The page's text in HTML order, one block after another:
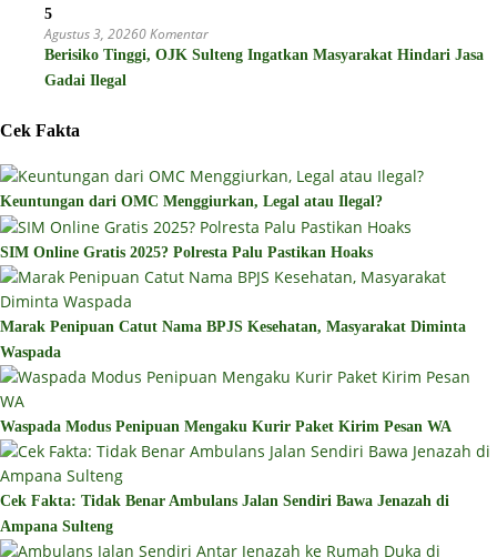
5
Agustus 3, 20260 Komentar
Berisiko Tinggi, OJK Sulteng Ingatkan Masyarakat Hindari Jasa
Gadai Ilegal
Cek Fakta
Keuntungan dari OMC Menggiurkan, Legal atau Ilegal?
SIM Online Gratis 2025? Polresta Palu Pastikan Hoaks
Marak Penipuan Catut Nama BPJS Kesehatan, Masyarakat Diminta
Waspada
Waspada Modus Penipuan Mengaku Kurir Paket Kirim Pesan WA
Cek Fakta: Tidak Benar Ambulans Jalan Sendiri Bawa Jenazah di
Ampana Sulteng